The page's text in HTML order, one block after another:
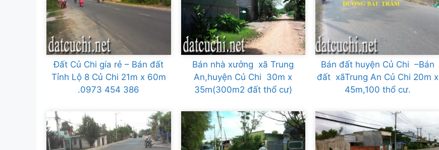
Đất Củ Chi gía rẻ – Bán đất
Tỉnh Lộ 8 Củ Chi 21m x 60m
.0973 454 386
Bán nhà xưởng xã Trung
An,huyện Củ Chi 30m x
35m(300m2 đất thổ cư)
Bán đất huyện Củ Chi –Bán
đất xãTrung An Củ Chi 20m x
45m,100 thổ cư.